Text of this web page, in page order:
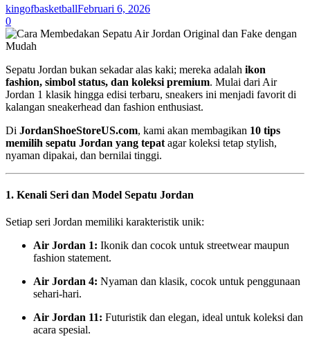
kingofbasketballFebruari 6, 2026
0
Sepatu Jordan bukan sekadar alas kaki; mereka adalah ikon
fashion, simbol status, dan koleksi premium. Mulai dari Air
Jordan 1 klasik hingga edisi terbaru, sneakers ini menjadi favorit di
kalangan sneakerhead dan fashion enthusiast.
Di JordanShoeStoreUS.com, kami akan membagikan 10 tips
memilih sepatu Jordan yang tepat agar koleksi tetap stylish,
nyaman dipakai, dan bernilai tinggi.
1. Kenali Seri dan Model Sepatu Jordan
Setiap seri Jordan memiliki karakteristik unik:
Air Jordan 1: Ikonik dan cocok untuk streetwear maupun
fashion statement.
Air Jordan 4: Nyaman dan klasik, cocok untuk penggunaan
sehari-hari.
Air Jordan 11: Futuristik dan elegan, ideal untuk koleksi dan
acara spesial.